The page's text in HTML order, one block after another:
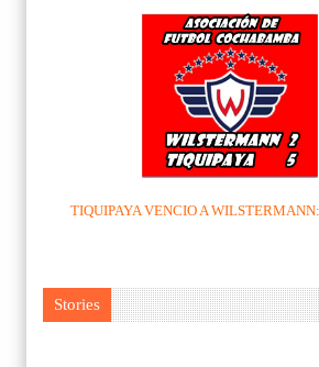
TIQUIPAYA VENCIO A WILSTERMANN:
Stories